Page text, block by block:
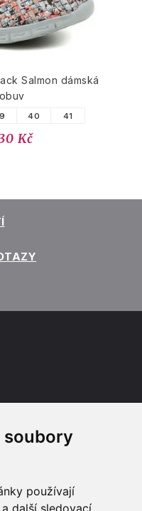
soubory
používají
další sledovací
Salmon dámská
40 41
Kč